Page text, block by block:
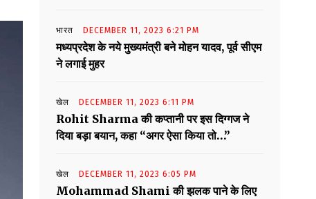
भारत DECEMBER 11, 2023 6:21 PM
मध्यप्रदेश के नये मुख्यमंत्री बने मोहन यादव, पूर्व सीएम
ने लगाई मुहर
खेल DECEMBER 11, 2023 6:11 PM
Rohit Sharma की कप्तानी पर इस दिग्गज ने
दिया बड़ा बयान, कहा “अगर ऐसा किया तो…”
खेल DECEMBER 11, 2023 6:05 PM
Mohammad Shami की झलक पाने के लिए